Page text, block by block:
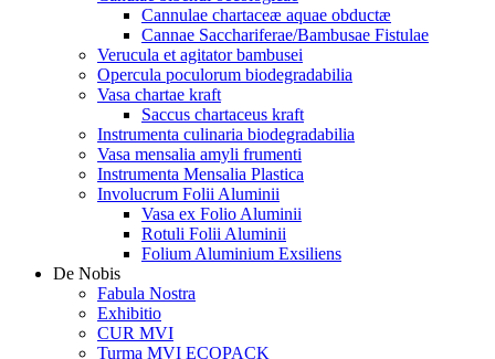
Cannulae chartaceæ aquae obductæ
Cannae Sacchariferae/Bambusae Fistulae
Verucula et agitator bambusei
Opercula poculorum biodegradabilia
Vasa chartae kraft
Saccus chartaceus kraft
Instrumenta culinaria biodegradabilia
Vasa mensalia amyli frumenti
Instrumenta Mensalia Plastica
Involucrum Folii Aluminii
Vasa ex Folio Aluminii
Rotuli Folii Aluminii
Folium Aluminium Exsiliens
De Nobis
Fabula Nostra
Exhibitio
CUR MVI
Turma MVI ECOPACK